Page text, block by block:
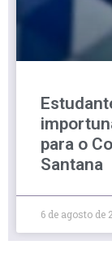
para o
Santana
6 de agosto de